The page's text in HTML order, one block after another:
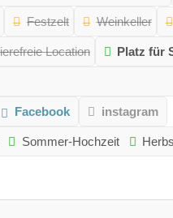
Festzelt Weinkeller
Location Platz für
Facebook instagram
Sommer-Hochzeit